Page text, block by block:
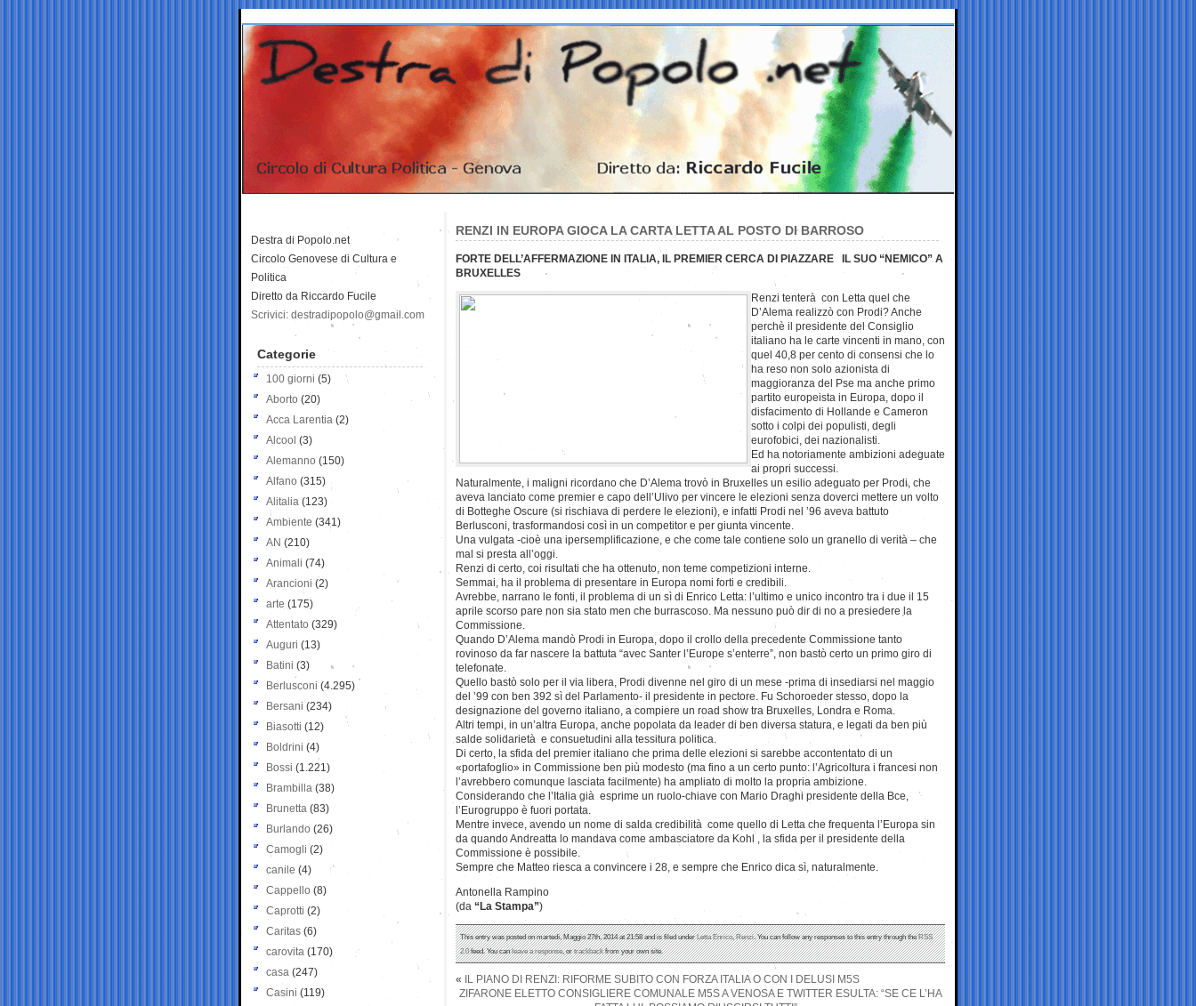
RENZI IN EUROPA GIOCA LA CARTA LETTA AL POSTO DI BARROSO
FORTE DELL’AFFERMAZIONE IN ITALIA, IL PREMIER CERCA DI PIAZZARE IL SUO “NEMICO” A
BRUXELLES
Renzi tenterà con Letta quel che
D’Alema realizzò con Prodi? Anche
perchè il presidente del Consiglio
italiano ha le carte vincenti in mano, con
quel 40,8 per cento di consensi che lo
ha reso non solo azionista di
maggioranza del Pse ma anche primo
partito europeista in Europa, dopo il
disfacimento di Hollande e Cameron
sotto i colpi dei populisti, degli
eurofobici, dei nazionalisti.
Ed ha notoriamente ambizioni adeguate
ai propri successi.
Naturalmente, i maligni ricordano che D’Alema trovò in Bruxelles un esilio adeguato per Prodi, che
aveva lanciato come premier e capo dell’Ulivo per vincere le elezioni senza doverci mettere un volto
di Botteghe Oscure (si rischiava di perdere le elezioni), e infatti Prodi nel ’96 aveva battuto
Berlusconi, trasformandosi così in un competitor e per giunta vincente.
Una vulgata -cioè una ipersemplificazione, e che come tale contiene solo un granello di verità – che
mal si presta all’oggi.
Renzi di certo, coi risultati che ha ottenuto, non teme competizioni interne.
Semmai, ha il problema di presentare in Europa nomi forti e credibili.
Avrebbe, narrano le fonti, il problema di un sì di Enrico Letta: l’ultimo e unico incontro tra i due il 15
aprile scorso pare non sia stato men che burrascoso. Ma nessuno può dir di no a presiedere la
Commissione.
Quando D’Alema mandò Prodi in Europa, dopo il crollo della precedente Commissione tanto
rovinoso da far nascere la battuta “avec Santer l’Europe s’enterre”, non bastò certo un primo giro di
telefonate.
Quello bastò solo per il via libera, Prodi divenne nel giro di un mese -prima di insediarsi nel maggio
del ’99 con ben 392 sì del Parlamento- il presidente in pectore. Fu Schoroeder stesso, dopo la
designazione del governo italiano, a compiere un road show tra Bruxelles, Londra e Roma.
Altri tempi, in un’altra Europa, anche popolata da leader di ben diversa statura, e legati da ben più
salde solidarietà e consuetudini alla tessitura politica.
Di certo, la sfida del premier italiano che prima delle elezioni si sarebbe accontentato di un
«portafoglio» in Commissione ben più modesto (ma fino a un certo punto: l’Agricoltura i francesi non
l’avrebbero comunque lasciata facilmente) ha ampliato di molto la propria ambizione.
Considerando che l’Italia già esprime un ruolo-chiave con Mario Draghi presidente della Bce,
l’Eurogruppo è fuori portata.
Mentre invece, avendo un nome di salda credibilità come quello di Letta che frequenta l’Europa sin
da quando Andreatta lo mandava come ambasciatore da Kohl , la sfida per il presidente della
Commissione è possibile.
Sempre che Matteo riesca a convincere i 28, e sempre che Enrico dica sì, naturalmente.
Antonella Rampino
(da “La Stampa”)
This entry was posted on martedì, Maggio 27th, 2014 at 21:58 and is filed underLetta Enrico,Renzi. You can follow any responses to this entry through theRSS
2.0feed. You canleave a response, ortrackbackfrom your own site.
«
IL PIANO DI RENZI: RIFORME SUBITO CON FORZA ITALIA O CON I DELUSI M5S
ZIFARONE ELETTO CONSIGLIERE COMUNALE M5S A VENOSA E TWITTER ESULTA: “SE CE L’HA
Destra di Popolo.net
Circolo Genovese di Cultura e
Politica
Diretto da Riccardo Fucile
Scrivici: destradipopolo@gmail.com
Categorie
100 giorni (5)
Aborto (20)
Acca Larentia (2)
Alcool (3)
Alemanno (150)
Alfano (315)
Alitalia (123)
Ambiente (341)
AN (210)
Animali (74)
Arancioni (2)
arte (175)
Attentato (329)
Auguri (13)
Batini (3)
Berlusconi (4.295)
Bersani (234)
Biasotti (12)
Boldrini (4)
Bossi (1.221)
Brambilla (38)
Brunetta (83)
Burlando (26)
Camogli (2)
canile (4)
Cappello (8)
Caprotti (2)
Caritas (6)
carovita (170)
casa (247)
Casini (119)